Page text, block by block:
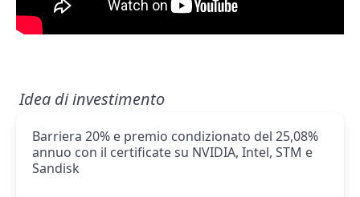
Idea di investimento
Barriera 20% e premio condizionato del 25,08%
annuo con il certificate su NVIDIA, Intel, STM e
Sandisk